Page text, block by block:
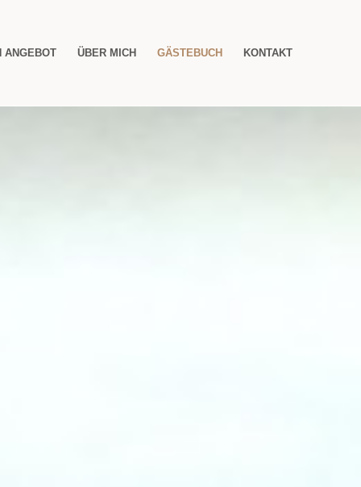
ANGEBOT ÜBER MICH GÄSTEBUCH KONTAKT